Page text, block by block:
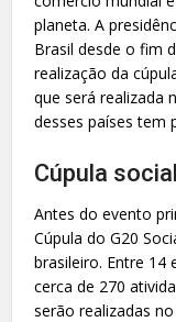
planeta. A
Brasil desde o fim
realização da
que será realizada
desses países tem
Cúpula social
Antes do evento
Cúpula do G20
brasileiro. Entre 14
cerca de 270
serão realizadas